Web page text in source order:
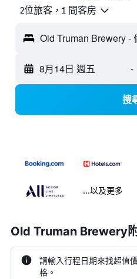
2位旅客，1 間客房
Old Truman Brewery -
8月14日 週五 -
搜
...以及更多
Old Truman Brewery
請輸入行程日期來找超值
格。